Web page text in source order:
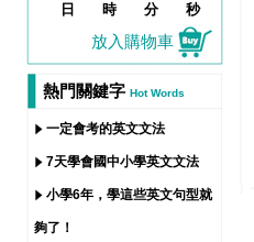
日
時 分 秒
放入購物車
熱門關鍵字 Hot Words
一定會考的英文文法
7天學會國中小學英文文法
小學6年，學這些英文句型就
夠了！